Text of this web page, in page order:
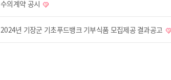
수의계약 공시
2024년 기장군 기초푸드뱅크 기부식품 모집제공 결과공고